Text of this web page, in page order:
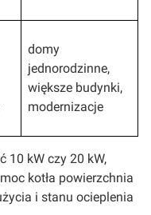
domy
jednorodzinne,
większe budynki,
modernizacje
10 kW czy 20 kW,
kotła powierzchnia
i stanu ocieplenia